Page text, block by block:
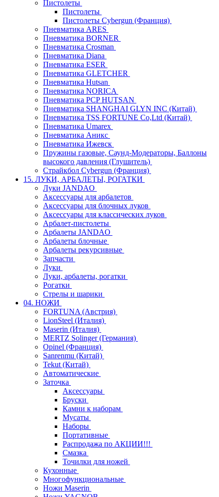
Пистолеты
Пистолеты
Пистолеты Cybergun (Франция)
Пневматика ARES
Пневматика BORNER
Пневматика Crosman
Пневматика Diana
Пневматика ESER
Пневматика GLETCHER
Пневматика Hutsan
Пневматика NORICA
Пневматика PCP HUTSAN
Пневматика SHANGHAI GLYN INC (Китай)
Пневматика TSS FORTUNE Co,Ltd (Китай)
Пневматика Umarex
Пневматика Аникс
Пневматика Ижевск
Пружины газовые, Саунд-Модераторы, Баллоны
высокого давления (Глушитель)
Страйкбол Cybergun (Франция)
15. ЛУКИ, АРБАЛЕТЫ, РОГАТКИ
Луки JANDAO
Аксессуары для арбалетов
Аксессуары для блочных луков
Аксессуары для классических луков
Арбалет-пистолеты
Арбалеты JANDAO
Арбалеты блочные
Арбалеты рекурсивные
Запчасти
Луки
Луки, арбалеты, рогатки
Рогатки
Стрелы и шарики
04. НОЖИ
FORTUNA (Австрия)
LionSteel (Италия)
Maserin (Италия)
MERTZ Solinger (Германия)
Opinel (Франция)
Sanrenmu (Китай)
Tekut (Китай)
Автоматические
Заточка
Аксессуары
Бруски
Камни к наборам
Мусаты
Наборы
Портативные
Распродажа по АКЦИИ!!!
Смазка
Точилки для ножей
Кухонные
Многофункциональные
Ножи Maserin